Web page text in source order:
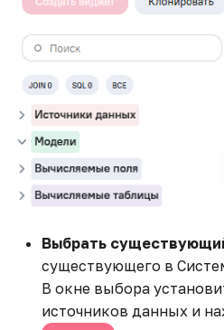
Пример использования
ETL-блока "Декоратор"
уровнях группировки
Пример создания гео-
виджета с метками
Jupyter Notebook
Работа с web-сервисами
Выбрать
существующего в
В окне выбора
источников данных и